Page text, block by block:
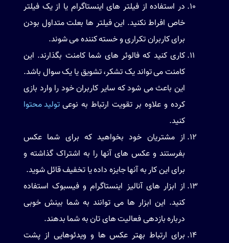
در استفاده از فیلتر های اینستاگرام یا از یک فیلتر
خاص افراط نکنید. این فیلتر ها بعلت متداول بودن
برای کاربران تکراری و خسته کننده می شوند.
کاری کنید که فالوئر های شما کامنت بگذارند. این
کامنت می تواند یک تشکر، تشویق یا یک سوال باشد.
این باعث می شود که سایر کاربران خود را وارد بازی
کرده و علاوه بر تقویت ارتباط به نوعیتولید محتوا
کنید.
از مشتریان خود بخواهید که برای شما عکس
بفرستند و عکس های آنها را به اشتراک گذاشته و
برای این کار به آنها جایزه داده یا تخفیف قائل شوید.
از ابزار های آنالیز اینستاگرام و فیسبوک استفاده
کنید. این ابزار ها می توانند به شما بینش خوبی
درباره بازدهی فعالیت های تان به شما بدهند.
برای ارتباط بهتر عکس ها و ویدئوهایی از پشت